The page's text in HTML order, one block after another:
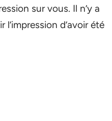
sur vous. Il n’y a
l’impression d’avoir été